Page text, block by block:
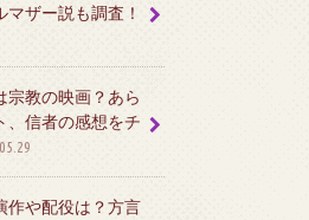
ザー説も調査！
宗教の映画？あら
、信者の感想をチ
作や配役は？方言